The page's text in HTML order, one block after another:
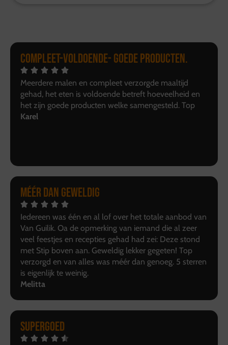
Compleet-Voldoende- Goede producten.
Meerdere malen en compleet verzorgde maaltijd
gehad, het eten is voldoende betreft hoeveelheid en
het zijn goede producten welke samengesteld. Top
Karel
Méér dan geweldig
Iedereen was één en al lof over het totale aanbod van
Van Guilik. Oa de opmerking van iemand die al zeer
veel feestjes en recepties gehad had zei: Deze stond
met Stip boven aan. Geweldig lekker gegeten! Top
verzorgd en van alles was méér dan genoeg. 5 sterren
is eigenlijk te weinig.
Melitta
Supergoed